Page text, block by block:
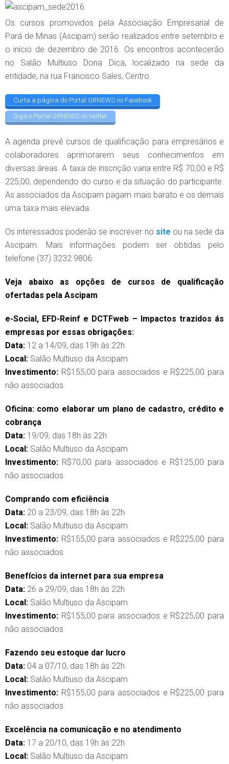
Os cursos promovidos pela Associação Empresarial de
Pará de Minas (Ascipam) serão realizados entre setembro e
o início de dezembro de 2016. Os encontros acontecerão
no Salão Multiuso Dona Dica, localizado na sede da
entidade, na rua Francisco Sales, Centro.
Curta a página do Portal GRNEWS no Facebook
Siga o Portal GRNEWS no twitter
A agenda prevê cursos de qualificação para empresários e
colaboradores aprimorarem seus conhecimentos em
diversas áreas. A taxa de inscrição varia entre R$ 70,00 e R$
225,00, dependendo do curso e da situação do participante.
As associados da Ascipam pagam mais barato e os demais
uma taxa mais elevada.
Os interessados poderão se inscrever no site ou na sede da
Ascipam. Mais informações podem ser obtidas pelo
telefone (37) 3232 9806.
Veja abaixo as opções de cursos de qualificação
ofertadas pela Ascipam
e-Social, EFD-Reinf e DCTFweb – Impactos trazidos ás
empresas por essas obrigações:
Data: 12 a 14/09, das 19h às 22h
Local: Salão Multiuso da Ascipam
Investimento: R$155,00 para associados e R$225,00 para
não associados
Oficina: como elaborar um plano de cadastro, crédito e
cobrança
Data: 19/09, das 18h às 22h
Local: Salão Multiuso da Ascipam
Investimento: R$70,00 para associados e R$125,00 para
não associados
Comprando com eficiência
Data: 20 a 23/09, das 18h às 22h
Local: Salão Multiuso da Ascipam
Investimento: R$155,00 para associados e R$225,00 para
não associados
Benefícios da internet para sua empresa
Data: 26 a 29/09, das 18h às 22h
Local: Salão Multiuso da Ascipam
Investimento: R$155,00 para associados e R$225,00 para
não associados
Fazendo seu estoque dar lucro
Data: 04 a 07/10, das 18h às 22h
Local: Salão Multiuso da Ascipam
Investimento: R$155,00 para associados e R$225,00 para
não associados
Excelência na comunicação e no atendimento
Data: 17 a 20/10, das 19h às 22h
Local: Salão Multiuso da Ascipam